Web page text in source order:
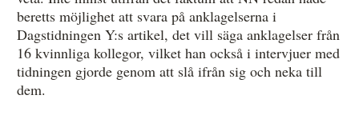
beretts möjlighet att svara på anklagelserna i
Dagstidningen Y:s artikel, det vill säga anklagelser från
16 kvinnliga kollegor, vilket han också i intervjuer med
tidningen gjorde genom att slå ifrån sig och neka till
dem.